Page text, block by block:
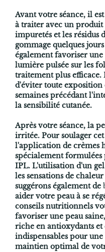
Avant votre séance, il
à traiter avec un
impuretés et les résidus
gommage quelques
également favoriser
lumière pulsée sur les
traitement plus efficace.
d'éviter toute exposition
semaines précédant
la sensibilité cutanée.
Après votre séance, la
irritée. Pour soulager
l'application de crèmes
spécialement formulées
IPL. L'utilisation d'un
les sensations de
suggérons également de
aider votre peau à se
conseils nutritionnels
favoriser une peau
riche en antioxydants et
indispensables pour
maintien optimal de